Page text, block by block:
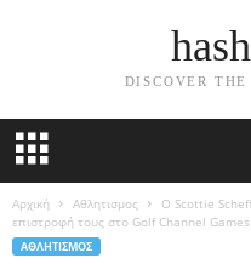
DISCOVER
Αρχική Αθλητισμος
Ο Scottie
επιστροφή τους στο Golf Channel Games
ΑΘΛΗΤΙΣΜΟΣ